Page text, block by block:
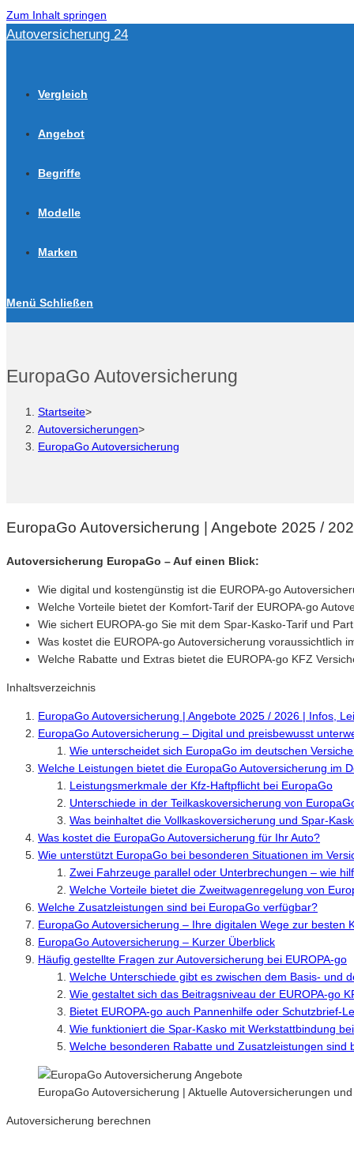
Zum Inhalt springen
Autoversicherung 24
Vergleich
Angebot
Begriffe
Modelle
Marken
Menü Schließen
EuropaGo Autoversicherung
Startseite>
Autoversicherungen>
EuropaGo Autoversicherung
EuropaGo Autoversicherung | Angebote 2025 /
Autoversicherung EuropaGo – Auf einen Blick:
Wie digital und kostengünstig ist die EUROPA-go
Welche Vorteile bietet der Komfort-Tarif der EUROPA-go
Wie sichert EUROPA-go Sie mit dem Spar-Kasko-Tarif und
Was kostet die EUROPA-go Autoversicherung
Welche Rabatte und Extras bietet die EUROPA-go KFZ
Inhaltsverzeichnis
EuropaGo Autoversicherung | Angebote 2025 / 2026 | Infos,
EuropaGo Autoversicherung – Digital und preisbewusst
Wie unterscheidet sich EuropaGo im deutschen
Welche Leistungen bietet die EuropaGo Autoversicherung im
Leistungsmerkmale der Kfz-Haftpflicht bei EuropaGo
Unterschiede in der Teilkaskoversicherung von
Was beinhaltet die Vollkaskoversicherung und Spar-
Was kostet die EuropaGo Autoversicherung für Ihr Auto?
Wie unterstützt EuropaGo bei besonderen Situationen im
Zwei Fahrzeuge parallel oder Unterbrechungen – wie
Welche Vorteile bietet die Zweitwagenregelung von
Welche Zusatzleistungen sind bei EuropaGo verfügbar?
EuropaGo Autoversicherung – Ihre digitalen Wege zur besten
EuropaGo Autoversicherung – Kurzer Überblick
Häufig gestellte Fragen zur Autoversicherung bei EUROPA-go
Welche Unterschiede gibt es zwischen dem Basis- und
Wie gestaltet sich das Beitragsniveau der EUROPA-go
Bietet EUROPA-go auch Pannenhilfe oder Schutzbrief-
Wie funktioniert die Spar-Kasko mit Werkstattbindung
Welche besonderen Rabatte und Zusatzleistungen sind
EuropaGo Autoversicherung | Aktuelle Autoversicherungen
Autoversicherung berechnen